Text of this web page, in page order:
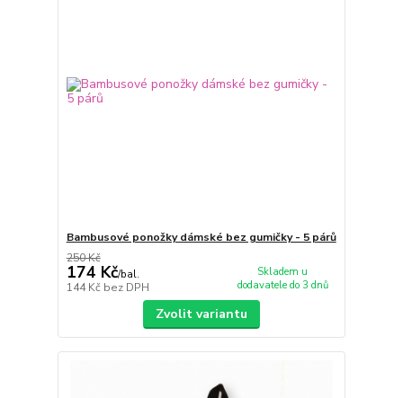
Bambusové ponožky dámské bez gumičky - 5 párů
250 Kč
174 Kč/bal.
144 Kč bez DPH
Skladem u
dodavatele do 3 dnů
Zvolit variantu